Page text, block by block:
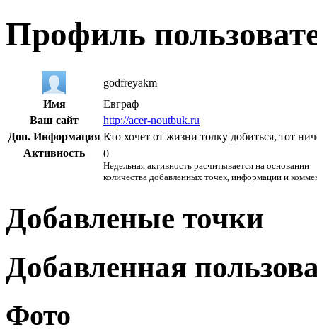
Профиль
godfreyakm
Имя
Евграф
Ваш сайт
http://acer-noutbuk.ru
Доп. Информация Кто хочет от жизни толку добиться, тот
Активность
0
Недельная активность расчитывается на основании
количества добавленных точек, информации и
Добавленые точки
Добавленная
Фото